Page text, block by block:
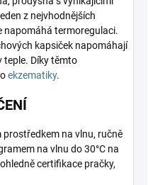
z nejvhodnějších
napomáhá termoregulaci.
kapsiček napomáhají
teple. Díky těmto
ekzematiky.
na vlnu, ručně
na vlnu do 30°C na
certifikace pračky,